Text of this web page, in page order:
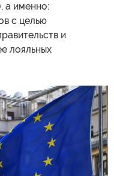
а именно:
с целью
и
лояльных